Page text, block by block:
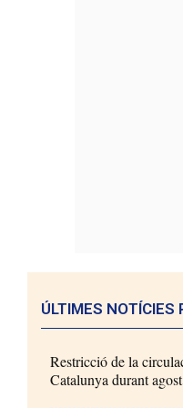
ÚLTIMES NOTÍCIES
Restricció de la
Catalunya durant agost